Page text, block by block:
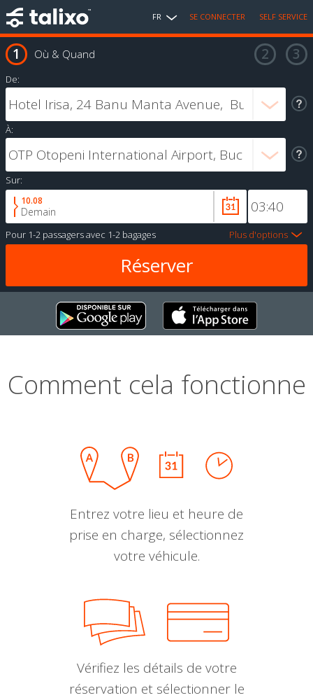
FR SE CONNECTER SELF SERVICE
Où & Quand
De:
À:
Sur:
10.08
Demain
Pour 1-2 passagersavec 1-2 bagages Plus d'options
Comment cela fonctionne
Entrez votre lieu et heure de
prise en charge, sélectionnez
votre véhicule.
Vérifiez les détails de votre
réservation et sélectionner le